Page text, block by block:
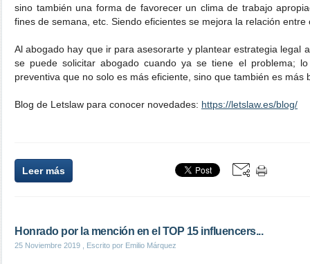
sino también una forma de favorecer un clima de trabajo
fines de semana, etc. Siendo eficientes se mejora la relación entre
Al abogado hay que ir para asesorarte y plantear estrategia legal
se puede solicitar abogado cuando ya se tiene el problema;
preventiva que no solo es más eficiente, sino que también es más
Blog de Letslaw para conocer novedades: https://letslaw.es/blog/
Leer más
Honrado por la mención en el TOP 15 influencers...
25 Noviembre 2019 , Escrito por Emilio Márquez